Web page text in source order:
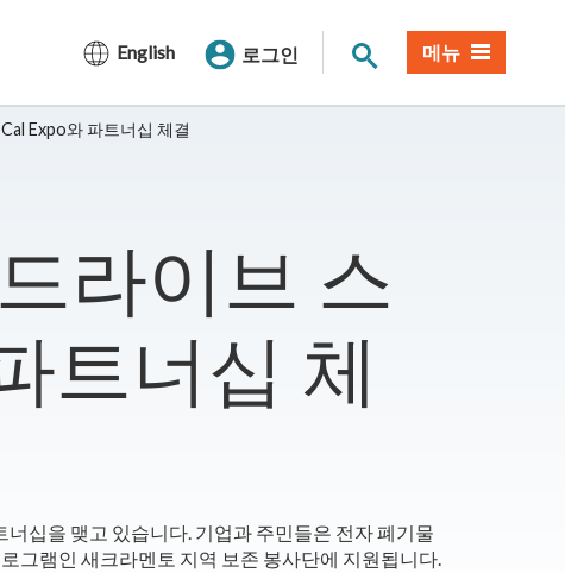
English 로그인 사이트 검색
메뉴
Expo와 파트너십 체결
라이브 스
트너십 체
십을 맺고 있습니다. 기업과 주민들은 전자 폐기물
그램인 새크라멘토 지역 보존 봉사단에 지원됩니다.